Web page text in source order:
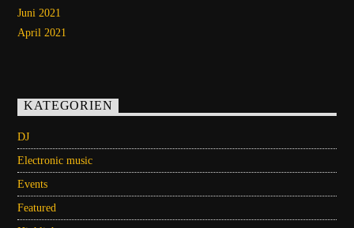
Juni 2021
April 2021
KATEGORIEN
DJ
Electronic music
Events
Featured